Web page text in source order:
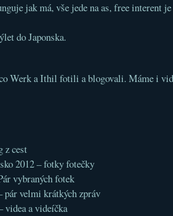
jak má, vše jede na as, free interent
do Japonska.
Werk a Ithil fotili a blogovali. Máme i
z cest
2012 – fotky fotečky
vybraných fotek
velmi krátkých zpráv
a videíčka